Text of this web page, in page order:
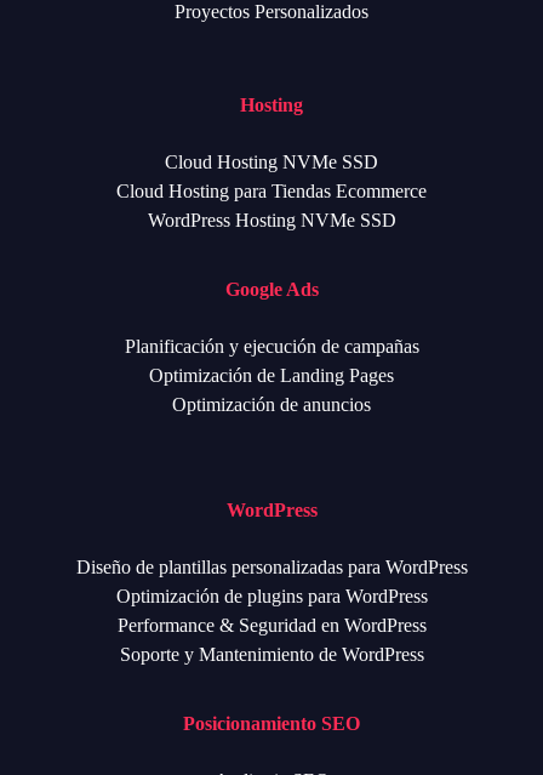
Proyectos Personalizados
Hosting
Cloud Hosting NVMe SSD
Cloud Hosting para Tiendas Ecommerce
WordPress Hosting NVMe SSD
Google Ads
Planificación y ejecución de campañas
Optimización de Landing Pages
Optimización de anuncios
WordPress
Diseño de plantillas personalizadas para WordPress
Optimización de plugins para WordPress
Performance & Seguridad en WordPress
Soporte y Mantenimiento de WordPress
Posicionamiento SEO